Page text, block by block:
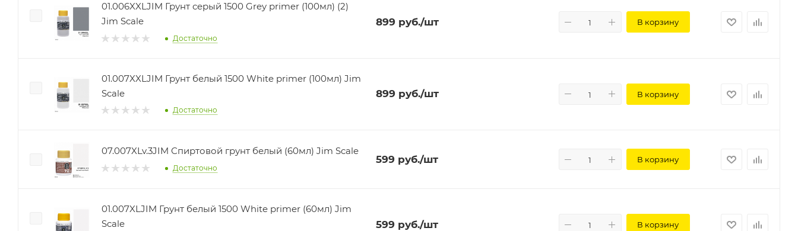
01.006XXLJIM Грунт серый 1500 Grey primer (100мл) (2)
Jim Scale
Достаточно
899руб./шт В корзину
01.007XXLJIM Грунт белый 1500 White primer (100мл) Jim
Scale
Достаточно
899руб./шт В корзину
07.007XLv.3JIM Спиртовой грунт белый (60мл) Jim Scale
Достаточно
599руб./шт В корзину
01.007XLJIM Грунт белый 1500 White primer (60мл) Jim
Scale
599руб./шт В корзину